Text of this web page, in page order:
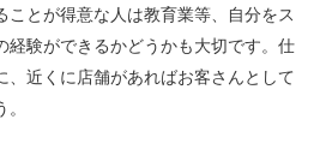
ことが得意な人は教育業等、自分をス
経験ができるかどうかも大切です。仕
、近くに店舗があればお客さんとして